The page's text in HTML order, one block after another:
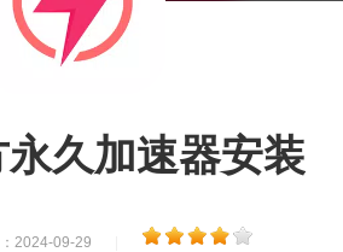
久加速器安装
2024-09-29